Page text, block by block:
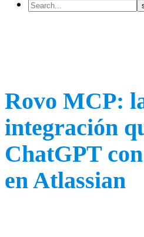
Rovo MCP:
integración
ChatGPT
en Atlassian